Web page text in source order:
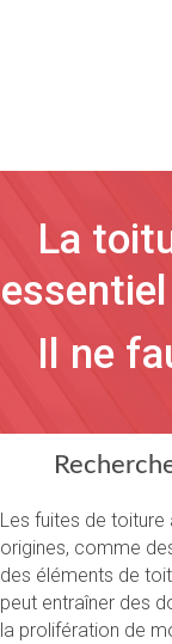
La
Il ne
Les fuites de
origines, comme
des éléments de
peut entraîner des
la prolifération de